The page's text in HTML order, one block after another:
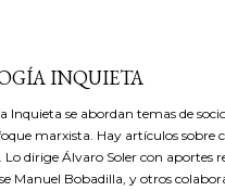
INQUIETA
Inquieta se abordan temas de
marxista. Hay artículos sobre
Lo dirige Álvaro Soler con aportes
Manuel Bobadilla, y otros